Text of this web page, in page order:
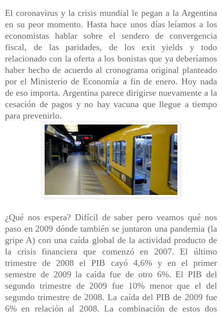
El coronavirus y la crisis mundial le pegan a la Argentina
en su peor momento. Hasta hace unos días leíamos a los
economistas hablar sobre el sendero de convergencia
fiscal, de las paridades, de los exit yields y todo
relacionado con la oferta a los bonistas que ya deberíamos
haber hecho de acuerdo al cronograma original planteado
por el Ministerio de Economía a fin de enero. Hoy nada
de eso importa. Argentina parece dirigirse nuevamente a la
cesación de pagos y no hay vacuna que llegue a tiempo
para prevenirlo.
¿Qué nos espera? Difícil de saber pero veamos qué nos
paso en 2009 dónde también se juntaron una pandemia (la
gripe A) con una caída global de la actividad producto de
la crisis financiera que comenzó en 2007. El último
trimestre de 2008 el PIB cayó 4,6% y en el primer
semestre de 2009 la caída fue de otro 6%. El PIB del
segundo trimestre de 2009 fue 10% menor que el del
segundo trimestre de 2008. La caída del PIB de 2009 fue
6% en relación al 2008. La combinación de estos dos